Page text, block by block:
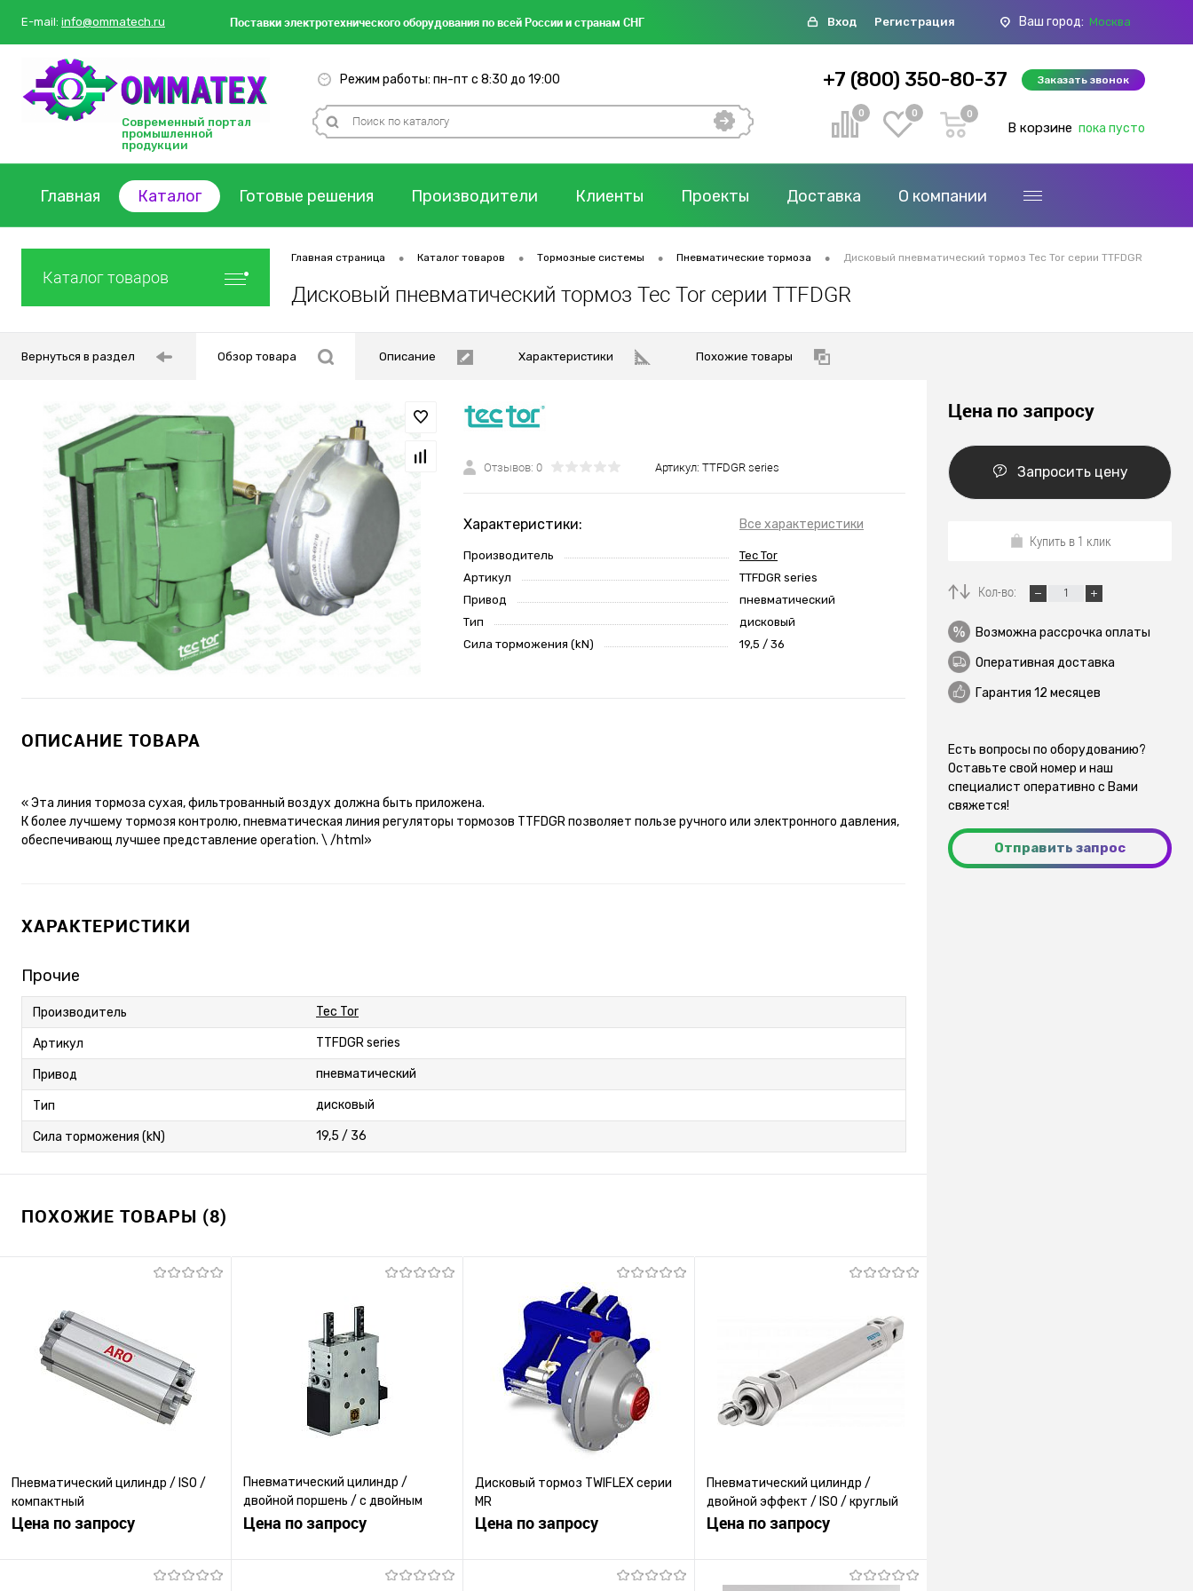
E-mail: info@ommatech.ru Поставкиэлектротехнического оборудования по всей России и странам СНГ Вход Регистрация Ваш город: Москва
Современный портал
промышленной
продукции
Режим работы: пн-пт с 8:30 до 19:00 +7 (800) 350-80-37 Заказать звонок
0 0 0
В корзине пока пусто
Главная Каталог Готовые решения Производители Клиенты Проекты Доставка О компании
Каталог товаров
Главная страница • Каталог товаров • Тормозные системы • Пневматические тормоза • Дисковый пневматический тормоз Tec Tor серии TTFDGR
Дисковый пневматический тормоз Tec Tor серии TTFDGR
Вернуться в раздел Обзор товара Описание Характеристики Похожие товары
Отзывов: 0 Артикул: TTFDGR series
Характеристики: Все характеристики
Производитель
Tec Tor
Артикул
TTFDGR series
Привод
пневматический
Тип
дисковый
Сила торможения (kN)
19,5 / 36
ОПИСАНИЕ ТОВАРА
« Эта линия тормоза сухая, фильтрованный воздух должна быть приложена.
К более лучшему тормозя контролю, пневматическая линия регуляторы тормозов TTFDGR позволяет пользе ручного или электронного давления,
обеспечивающ лучшее представление operation. \ /html»
ХАРАКТЕРИСТИКИ
Прочие
Производитель Tec Tor
Артикул TTFDGR series
Привод пневматический
Тип дисковый
Сила торможения (kN) 19,5 / 36
ПОХОЖИЕ ТОВАРЫ (8)
Пневматический цилиндр / ISO /
компактный
Цена по запросу
Запросить цену
Пневматический цилиндр /
двойной поршень / с двойным
эффектом / из алюминия
Цена по запросу
Запросить цену
Дисковый тормоз TWIFLEX серии
MR
Цена по запросу
Запросить цену
Пневматический цилиндр /
двойной эффект / ISO / круглый
Цена по запросу
Запросить цену
Цена по запросу
Запросить цену
Купить в 1 клик
Кол-во:
Возможна рассрочка оплаты
Оперативная доставка
Гарантия 12 месяцев
Есть вопросы по оборудованию?
Оставьте свой номер и наш
специалист оперативно с Вами
свяжется!
Отправить запрос